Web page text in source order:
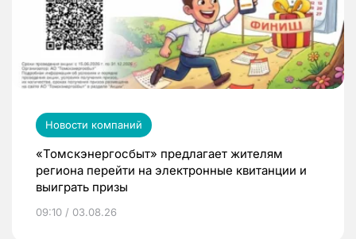
Новости компаний
«Томскэнергосбыт» предлагает жителям
региона перейти на электронные квитанции и
выиграть призы
09:10 / 03.08.26